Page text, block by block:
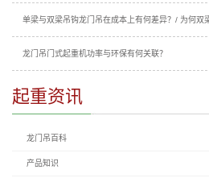
单梁与双梁吊钩龙门吊在成本上有何差异？/ 为何双
龙门吊门式起重机功率与环保有何关联？
起重资讯
龙门吊百科
产品知识